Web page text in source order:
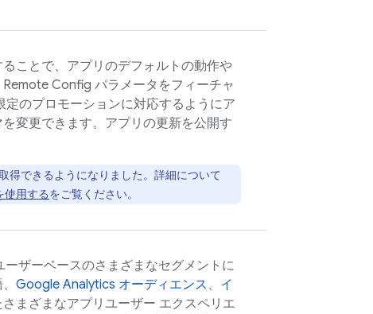
ことで、アプリのデフォルトの動作や
Remote Config パラメータをフィーチャ
のプロモーションに対応するようにア
変更できます。アプリの更新を公開す
得できるようになりました。詳細について
使用するをご覧ください。
ーザーベースのさまざまなセグメントに
Google Analytics オーディエンス 、 イ
まざまなアプリユーザー エクスペリエ